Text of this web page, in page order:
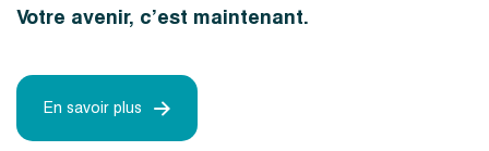
Votre avenir, c’est maintenant.
En savoir plus